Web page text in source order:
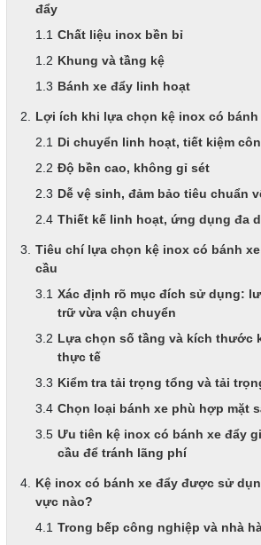
đẩy
Chất liệu inox bền bỉ
Khung và tầng kệ
Bánh xe đẩy linh hoạt
Lợi ích khi lựa chọn kệ inox có bánh
Di chuyển linh hoạt, tiết kiệm
Độ bền cao, không gỉ sét
Dễ vệ sinh, đảm bảo tiêu chuẩn
Thiết kế linh hoạt, ứng dụng đa
Tiêu chí lựa chọn kệ inox có bánh
cầu
Xác định rõ mục đích sử dụng:
trữ vừa vận chuyển
Lựa chọn số tầng và kích thước
thực tế
Kiểm tra tải trọng tổng và tải
Chọn loại bánh xe phù hợp mặt
Ưu tiên kệ inox có bánh xe đẩy
cầu để tránh lãng phí
Kệ inox có bánh xe đẩy được sử
vực nào?
Trong bếp công nghiệp và nhà